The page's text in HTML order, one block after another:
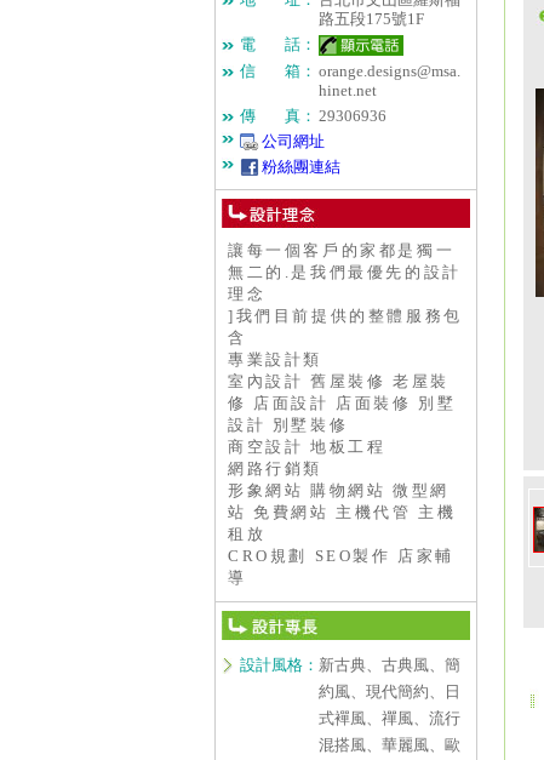
路五段175號1F
電 話：
信 箱： orange.designs@msa.
hinet.net
傳 真： 29306936
公司網址
粉絲團連結
讓每一個客戶的家都是獨一
無二的.是我們最優先的設計
理念
]我們目前提供的整體服務包
含
專業設計類
室內設計 舊屋裝修 老屋裝
修 店面設計 店面裝修 別墅
設計 別墅裝修
商空設計 地板工程
網路行銷類
形象網站 購物網站 微型網
站 免費網站 主機代管 主機
租放
CRO規劃 SEO製作 店家輔
導
設計風格： 新古典、古典風、簡
約風、現代簡約、日
式襌風、禪風、流行
混搭風、華麗風、歐